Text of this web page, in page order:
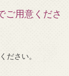
用意くださ
ださい。